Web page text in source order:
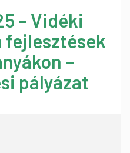
– Vidéki
–
pályázat